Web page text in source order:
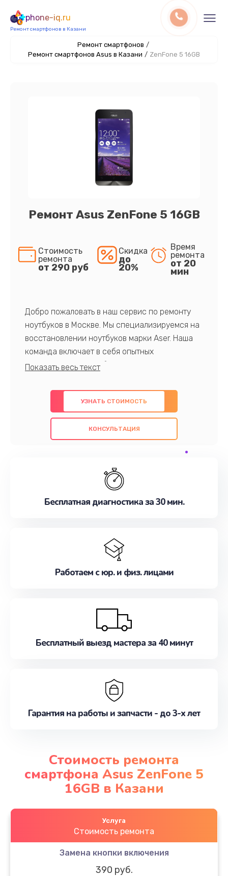
phone-iq.ru
Ремонт смартфонов в Казани
Ремонт смартфонов /
Ремонт смартфонов Asus в Казани / ZenFone 5 16GB
Ремонт Asus ZenFone 5 16GB
Стоимость
ремонта
от 290 руб
Скидка
до
20%
Время
ремонта
от 20
мин
Добро пожаловать в наш сервис по ремонту
ноутбуков в Москве. Мы специализируемся на
восстановлении ноутбуков марки Aser. Наша
команда включает в себя опытных
профессионалов с обширными знаниями и
предлагаем быстрый и качественный ремонт с
использованием оригинальных компонентов, а
также гарантируем качество всех
проведенных работ. Наша цель - предоставить
наилучшим образом. Не медлите записаться на
УЗНАТЬ СТОИМОСТЬ
КОНСУЛЬТАЦИЯ
Бесплатная диагностика за 30 мин.
Работаем с юр. и физ. лицами
Бесплатный выезд мастера за 40 минут
Гарантия на работы и запчасти - до 3-х лет
Стоимость ремонта
смартфона Asus ZenFone 5
16GB в Казани
Услуга
Стоимость ремонта
Замена кнопки включения
390 руб.